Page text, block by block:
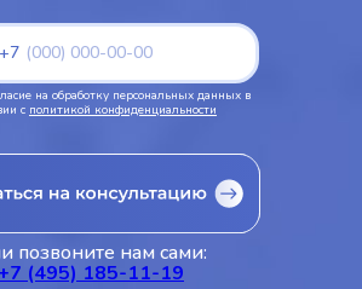
позвоните нам сами:
+7 (495) 185-11-19
+7
на обработку персональных данных в
с политикой конфиденциальности